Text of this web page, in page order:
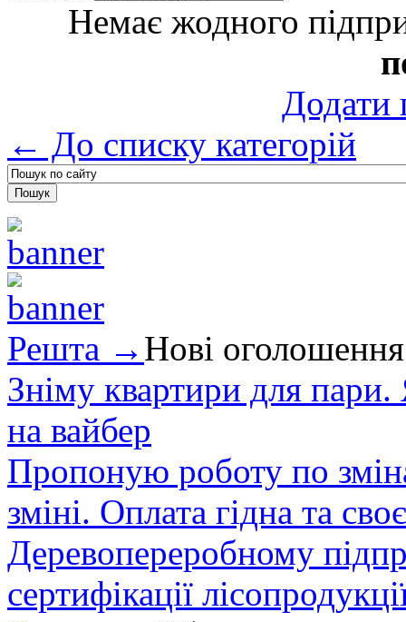
Немає жодного
Додати
← До списку категорій
Решта → Нові оголошення
Зніму квартири для
на вайбер
Пропоную роботу по
зміні. Оплата гідна та
Деревопереробному
сертифікації